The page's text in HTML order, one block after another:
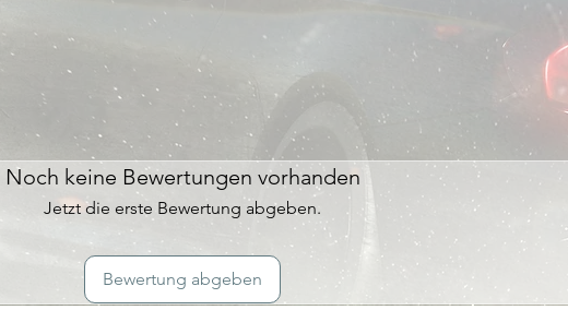
Noch keine Bewertungen vorhanden
Jetzt die erste Bewertung abgeben.
Bewertung abgeben